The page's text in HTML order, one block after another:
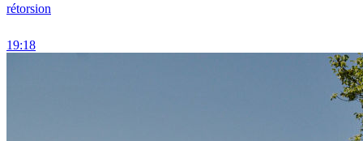
rétorsion
19:18